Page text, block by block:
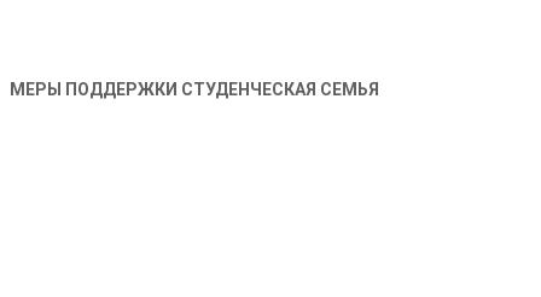
МЕРЫ ПОДДЕРЖКИ СТУДЕНЧЕСКАЯ СЕМЬЯ